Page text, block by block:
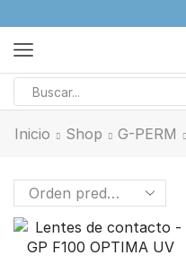
Inicio Shop G-PERM